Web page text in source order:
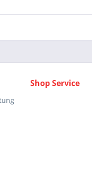
Shop Service